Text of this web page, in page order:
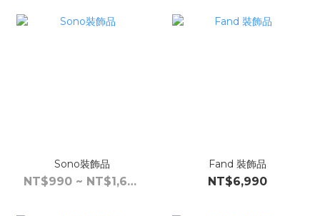
Sono裝飾品
NT$990 ~ NT$1,690
Fand 裝飾品
NT$6,990